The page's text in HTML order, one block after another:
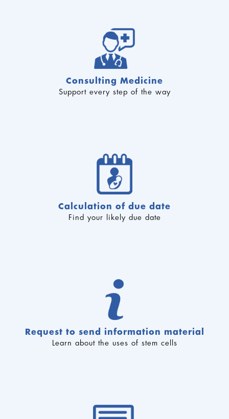
Consulting Medicine
Support every step of the way
Calculation of due date
Find your likely due date
Request to send information material
Learn about the uses of stem cells